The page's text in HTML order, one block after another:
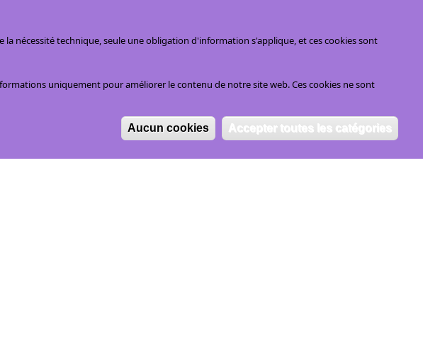
nécessité technique, seule une obligation d'information s'applique, et ces cookies sont
uniquement pour améliorer le contenu de notre site web. Ces cookies ne sont
Aucun cookies Accepter toutes les catégories